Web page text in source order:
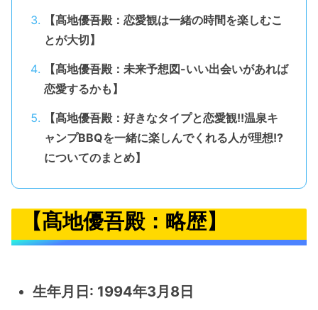
【髙地優吾殿：恋愛観は一緒の時間を楽しむこ
とが大切】
【髙地優吾殿：未来予想図-いい出会いがあれば
恋愛するかも】
【髙地優吾殿：好きなタイプと恋愛観!!温泉キ
ャンプBBQを一緒に楽しんでくれる人が理想!?
についてのまとめ】
【髙地優吾殿：略歴】
生年月日: 1994年3月8日